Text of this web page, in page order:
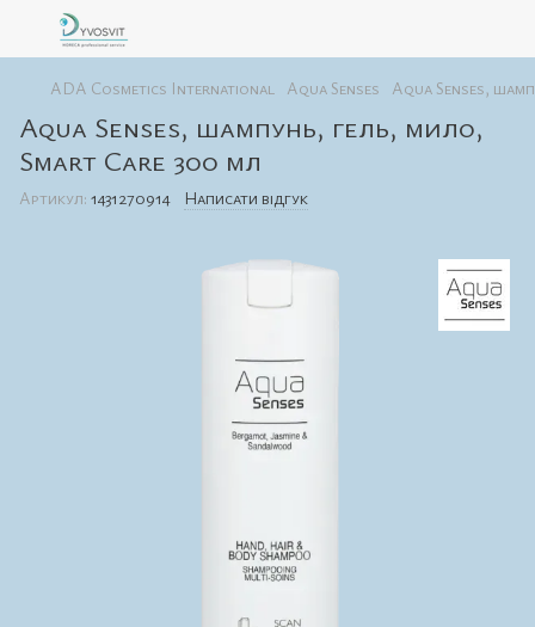
ADA Cosmetics International Aqua Senses Aqua Senses,
Aqua Senses, шампунь, гель, мило,
Smart Care 300 мл
Артикул: 1431270914 Написати відгук